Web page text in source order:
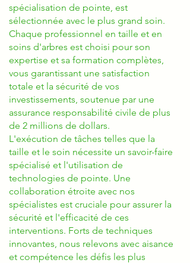
spécialisation de pointe, est
sélectionnée avec le plus grand soin.
Chaque professionnel en taille et en
soins d'arbres est choisi pour son
expertise et sa formation complètes,
vous garantissant une satisfaction
totale et la sécurité de vos
investissements, soutenue par une
assurance responsabilité civile de plus
de 2 millions de dollars.
L'exécution de tâches telles que la
taille et le soin nécessite un savoir-faire
spécialisé et l'utilisation de
technologies de pointe. Une
collaboration étroite avec nos
spécialistes est cruciale pour assurer la
sécurité et l'efficacité de ces
interventions. Forts de techniques
innovantes, nous relevons avec aisance
et compétence les défis les plus